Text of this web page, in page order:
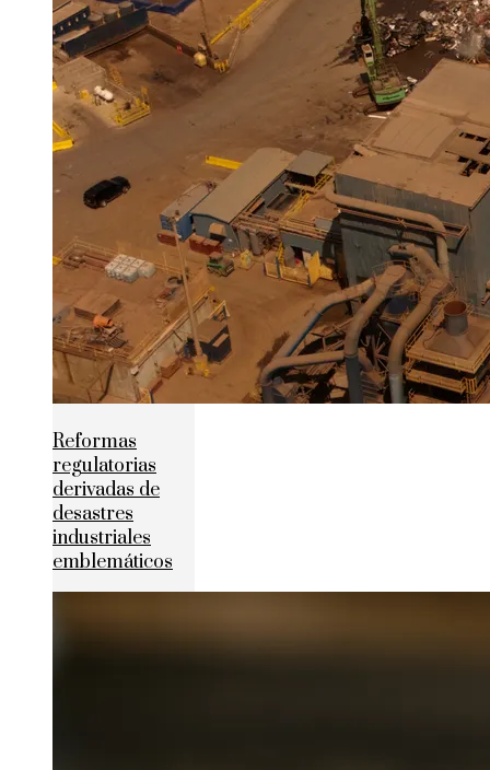
Reformas
regulatorias
derivadas de
desastres
industriales
emblemáticos